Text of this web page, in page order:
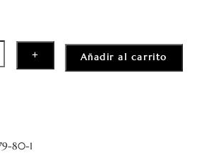
+ Añadir al carrito
80-1